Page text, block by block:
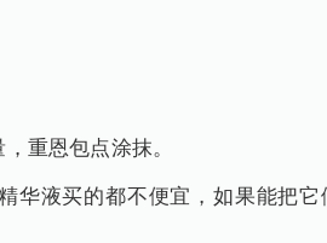
重恩包点涂抹。
华液买的都不便宜，如果能把它